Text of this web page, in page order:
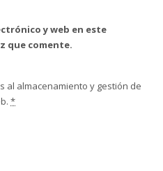
y web en este
que comente.
al almacenamiento y gestión de
*